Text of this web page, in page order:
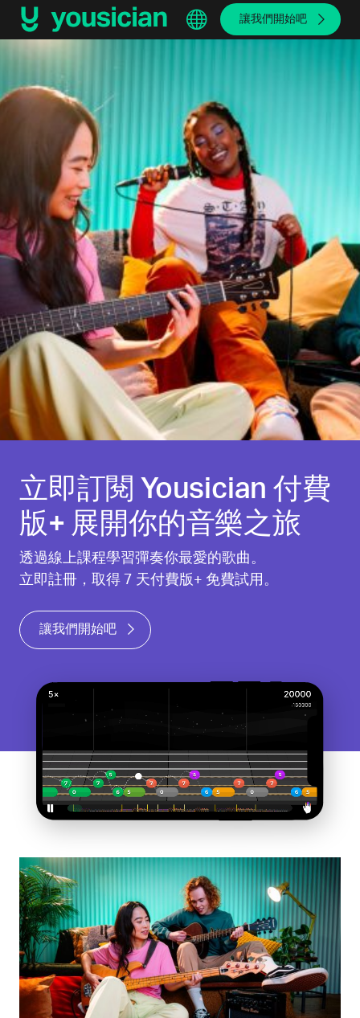
讓我們開始吧
立即訂閱 Yousician 付費
版+ 展開你的音樂之旅
透過線上課程學習彈奏你最愛的歌曲。
立即註冊，取得 7 天付費版+ 免費試用。
讓我們開始吧